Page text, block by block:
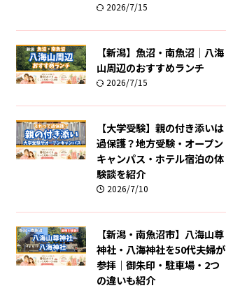
2026/7/15
【新潟】魚沼・南魚沼｜八海
山周辺のおすすめランチ
2026/7/15
【大学受験】親の付き添いは
過保護？地方受験・オープン
キャンパス・ホテル宿泊の体
験談を紹介
2026/7/10
【新潟・南魚沼市】八海山尊
神社・八海神社を50代夫婦が
参拝｜御朱印・駐車場・2つ
の違いも紹介